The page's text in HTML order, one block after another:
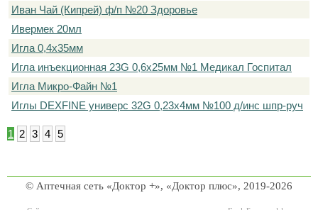
Иван Чай (Кипрей) ф/п №20 Здоровье
Ивермек 20мл
Игла 0,4х35мм
Игла инъекционная 23G 0,6х25мм №1 Медикал Госпитал
Игла Микро-Файн №1
Иглы DEXFINE универс 32G 0,23х4мм №100 д/инс шпр-руч
1 2 3 4 5
© Аптечная сеть «Доктор +», «Доктор плюс», 2019-2026